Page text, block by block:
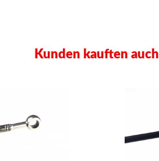
Kunden kauften auch